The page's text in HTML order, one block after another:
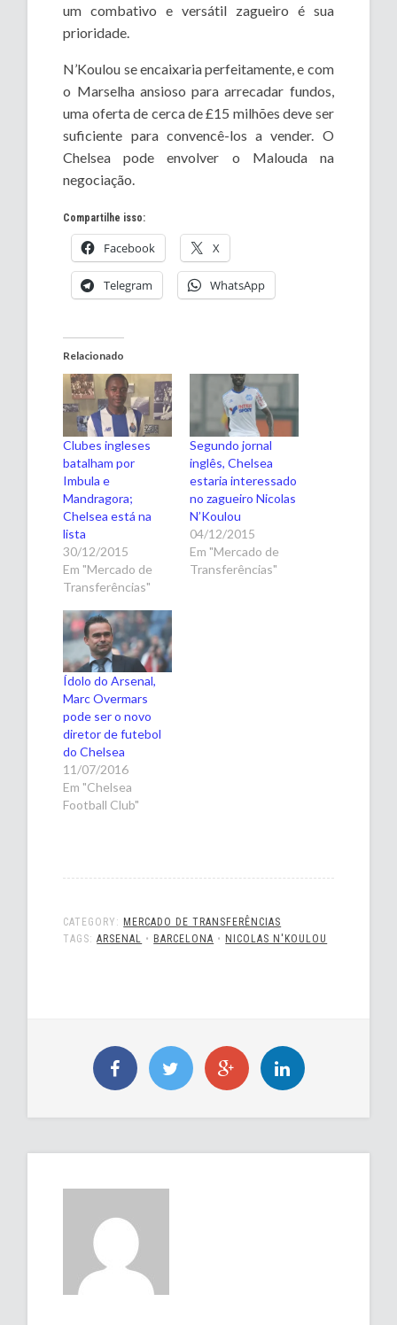
um combativo e versátil zagueiro é sua
prioridade.
N’Koulou se encaixaria perfeitamente, e com
o Marselha ansioso para arrecadar fundos,
uma oferta de cerca de £15 milhões deve ser
suficiente para convencê-los a vender. O
Chelsea pode envolver o Malouda na
negociação.
Compartilhe isso:
Facebook X
Telegram WhatsApp
Relacionado
Clubes ingleses
batalham por
Imbula e
Mandragora;
Chelsea está na
lista
30/12/2015
Em "Mercado de
Transferências"
Segundo jornal
inglês, Chelsea
estaria interessado
no zagueiro Nicolas
N’Koulou
04/12/2015
Em "Mercado de
Transferências"
Ídolo do Arsenal,
Marc Overmars
pode ser o novo
diretor de futebol
do Chelsea
11/07/2016
Em "Chelsea
Football Club"
CATEGORY: MERCADO DE TRANSFERÊNCIAS
TAGS:ARSENAL • BARCELONA • NICOLAS N'KOULOU